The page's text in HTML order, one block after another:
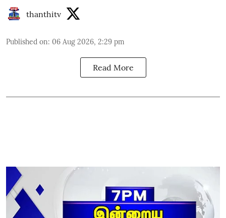
thanthitv
Published on: 06 Aug 2026, 2:29 pm
Read More